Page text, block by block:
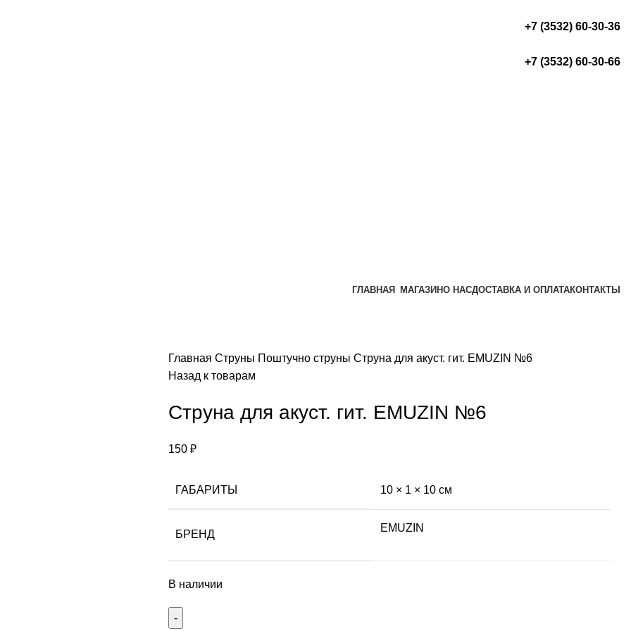
+7 (3532) 60-30-36
+7 (3532) 60-30-66
ГЛАВНАЯ МАГАЗИНО НАСДОСТАВКА И ОПЛАТАКОНТАКТЫ
Главная Струны Поштучно струны Cтруна для акуст. гит. EMUZIN №6
Назад к товарам
Cтруна для акуст. гит. EMUZIN №6
150 ₽
ГАБАРИТЫ 10 × 1 × 10 см
БРЕНД
EMUZIN
В наличии